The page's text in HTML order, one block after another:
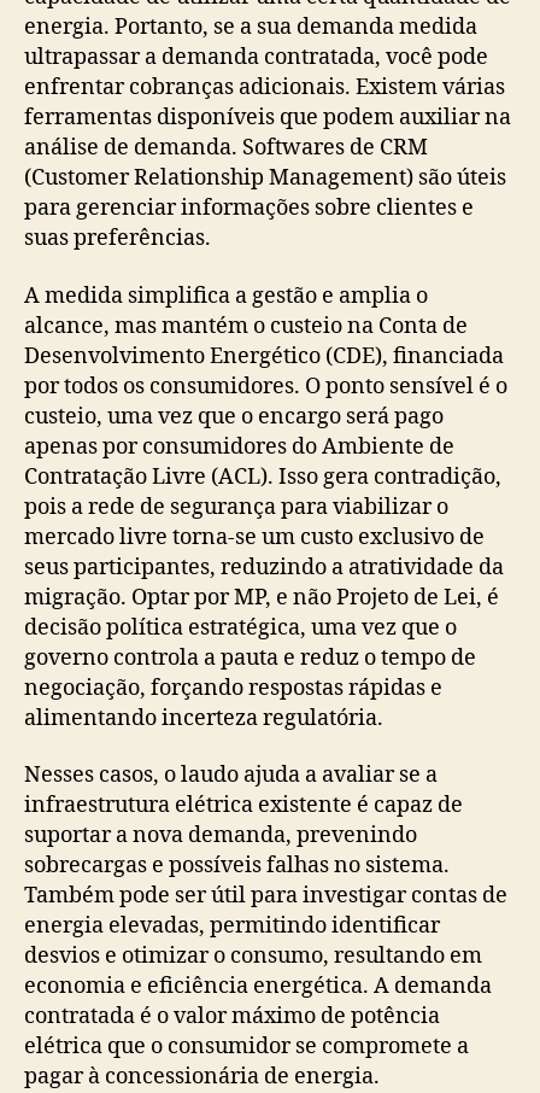
energia. Portanto, se a sua demanda medida
ultrapassar a demanda contratada, você pode
enfrentar cobranças adicionais. Existem várias
ferramentas disponíveis que podem auxiliar na
análise de demanda. Softwares de CRM
(Customer Relationship Management) são úteis
para gerenciar informações sobre clientes e
suas preferências.
A medida simplifica a gestão e amplia o
alcance, mas mantém o custeio na Conta de
Desenvolvimento Energético (CDE), financiada
por todos os consumidores. O ponto sensível é o
custeio, uma vez que o encargo será pago
apenas por consumidores do Ambiente de
Contratação Livre (ACL). Isso gera contradição,
pois a rede de segurança para viabilizar o
mercado livre torna-se um custo exclusivo de
seus participantes, reduzindo a atratividade da
migração. Optar por MP, e não Projeto de Lei, é
decisão política estratégica, uma vez que o
governo controla a pauta e reduz o tempo de
negociação, forçando respostas rápidas e
alimentando incerteza regulatória.
Nesses casos, o laudo ajuda a avaliar se a
infraestrutura elétrica existente é capaz de
suportar a nova demanda, prevenindo
sobrecargas e possíveis falhas no sistema.
Também pode ser útil para investigar contas de
energia elevadas, permitindo identificar
desvios e otimizar o consumo, resultando em
economia e eficiência energética. A demanda
contratada é o valor máximo de potência
elétrica que o consumidor se compromete a
pagar à concessionária de energia.